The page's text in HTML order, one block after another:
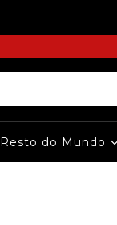
Resto do Mundo